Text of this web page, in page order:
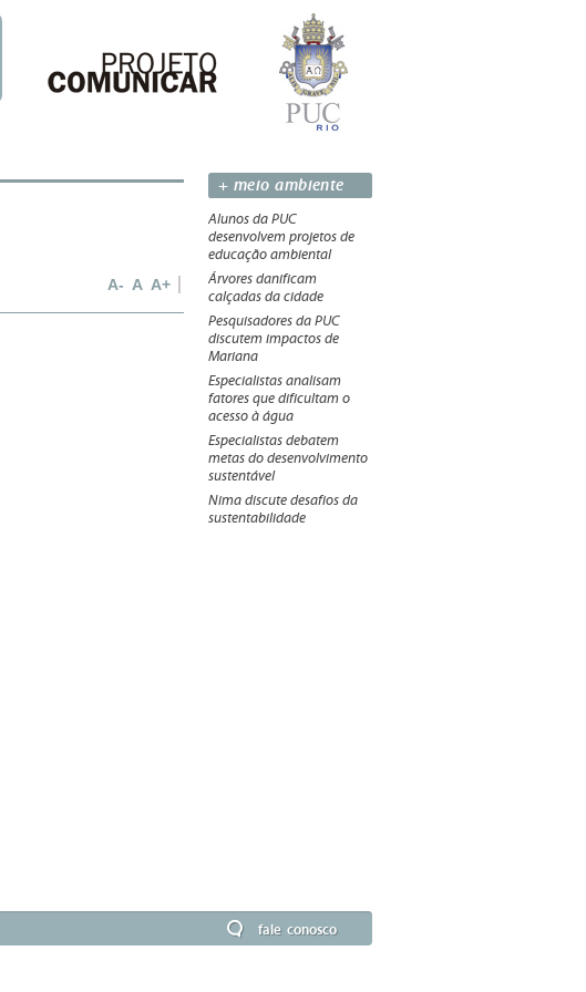
A- A A+
+ meio ambiente
Alunos da PUC
desenvolvem projetos de
educação ambiental
Árvores danificam
calçadas da cidade
Pesquisadores da PUC
discutem impactos de
Mariana
Especialistas analisam
fatores que dificultam o
acesso à água
Especialistas debatem
metas do desenvolvimento
sustentável
Nima discute desafios da
sustentabilidade
fale conosco